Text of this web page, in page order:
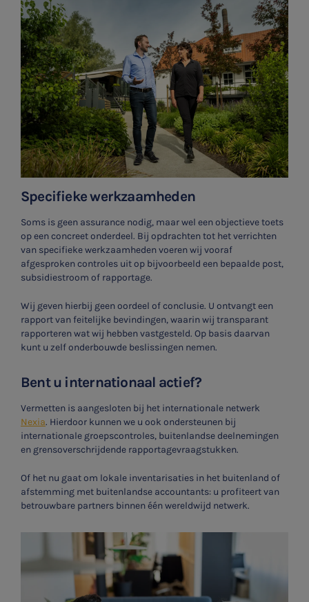
Specifieke werkzaamheden
Soms is geen assurance nodig, maar wel een objectieve toets
op een concreet onderdeel. Bij opdrachten tot het verrichten
van specifieke werkzaamheden voeren wij vooraf
afgesproken controles uit op bijvoorbeeld een bepaalde post,
subsidiestroom of rapportage.
Wij geven hierbij geen oordeel of conclusie. U ontvangt een
rapport van feitelijke bevindingen, waarin wij transparant
rapporteren wat wij hebben vastgesteld. Op basis daarvan
kunt u zelf onderbouwde beslissingen nemen.
Bent u internationaal actief?
Vermetten is aangesloten bij het internationale netwerk
Nexia. Hierdoor kunnen we u ook ondersteunen bij
internationale groepscontroles, buitenlandse deelnemingen
en grensoverschrijdende rapportagevraagstukken.
Of het nu gaat om lokale inventarisaties in het buitenland of
afstemming met buitenlandse accountants: u profiteert van
betrouwbare partners binnen één wereldwijd netwerk.